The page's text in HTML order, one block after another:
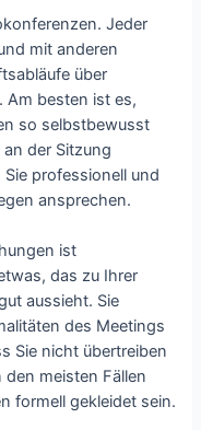
Jeder
mit anderen
über
Am besten ist es,
so selbstbewusst
der Sitzung
professionell und
ansprechen.
ist
das zu Ihrer
aussieht. Sie
des Meetings
Sie nicht übertreiben
meisten Fällen
formell gekleidet sein.